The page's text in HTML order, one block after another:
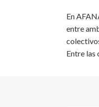
En
entre
Entre las